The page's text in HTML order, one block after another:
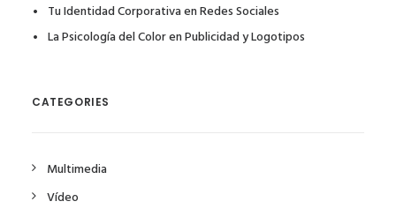
Tu Identidad Corporativa en Redes Sociales
La Psicología del Color en Publicidad y Logotipos
CATEGORIES
Multimedia
Vídeo